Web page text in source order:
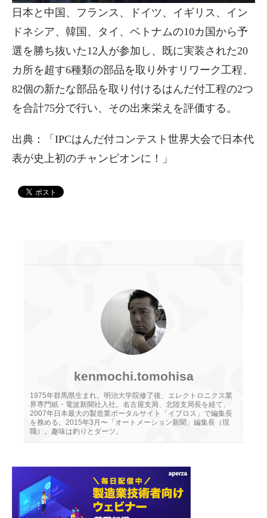
日本と中国、フランス、ドイツ、イギリス、イン
ドネシア、韓国、タイ、ベトナムの10カ国から予
選を勝ち抜いた12人が参加し、既に実装された20
カ所を超す6種類の部品を取り外すリワーク工程、
82個の新たな部品を取り付けるはんだ付工程の2つ
を合計75分で行い、その出来栄えを評価する。
出典：「IPCはんだ付コンテスト世界大会で日本代
表が史上初のチャンピオンに！」
kenmochi.tomohisa
1975年群馬県生まれ。明治大学院修了後、エレクトロニクス業
界専門紙・電波新聞社入社。名古屋支局、北陸支局長を経て、
2007年日本最大の製造業ポータルサイト「イプロス」で編集長
を務める。2015年3月〜「オートメーション新聞」編集長（現
職）。趣味は釣りとダーツ。